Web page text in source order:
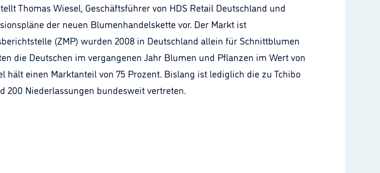
Thomas Wiesel, Geschäftsführer von HDS Retail Deutschland und
der neuen Blumenhandelskette vor. Der Markt ist
(ZMP) wurden 2008 in Deutschland allein für Schnittblumen
die Deutschen im vergangenen Jahr Blumen und Pflanzen im Wert von
einen Marktanteil von 75 Prozent. Bislang ist lediglich die zu Tchibo
200 Niederlassungen bundesweit vertreten.